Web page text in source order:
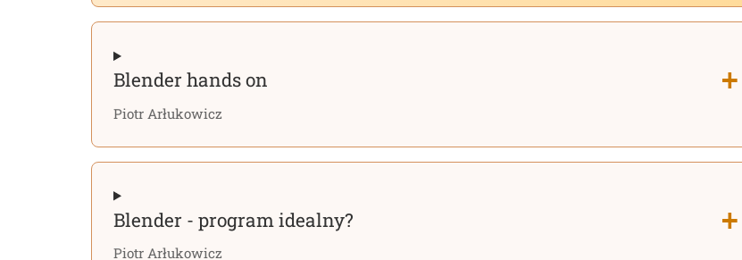
Blender hands on
Piotr Arłukowicz
Blender - program idealny?
Piotr Arłukowicz